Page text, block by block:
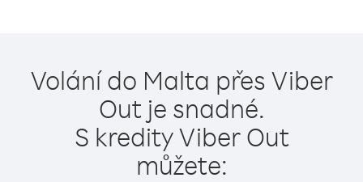
Volání do Malta přes Viber
Out je snadné.
S kredity Viber Out
můžete: